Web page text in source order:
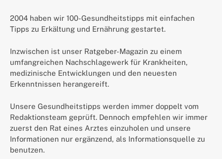
2004 haben wir 100-Gesundheitstipps mit einfachen
Tipps zu Erkältung und Ernährung gestartet.
Inzwischen ist unser Ratgeber-Magazin zu einem
umfangreichen Nachschlagewerk für Krankheiten,
medizinische Entwicklungen und den neuesten
Erkenntnissen herangereift.
Unsere Gesundheitstipps werden immer doppelt vom
Redaktionsteam geprüft. Dennoch empfehlen wir immer
zuerst den Rat eines Arztes einzuholen und unsere
Informationen nur ergänzend, als Informationsquelle zu
benutzen.